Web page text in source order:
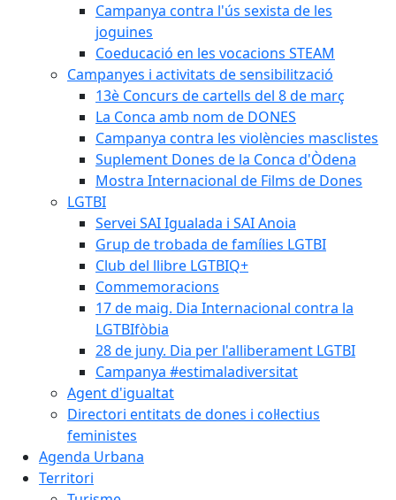
Campanya contra l'ús sexista de les
joguines
Coeducació en les vocacions STEAM
Campanyes i activitats de sensibilització
13è Concurs de cartells del 8 de març
La Conca amb nom de DONES
Campanya contra les violències masclistes
Suplement Dones de la Conca d'Òdena
Mostra Internacional de Films de Dones
LGTBI
Servei SAI Igualada i SAI Anoia
Grup de trobada de famílies LGTBI
Club del llibre LGTBIQ+
Commemoracions
17 de maig. Dia Internacional contra la
LGTBIfòbia
28 de juny. Dia per l'alliberament LGTBI
Campanya #estimaladiversitat
Agent d'igualtat
Directori entitats de dones i col·lectius
feministes
Agenda Urbana
Territori